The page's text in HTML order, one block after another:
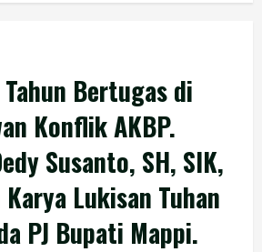
Bertugas di
Konflik AKBP.
Susanto, SH, SIK,
Lukisan Tuhan
PJ Bupati Mappi.